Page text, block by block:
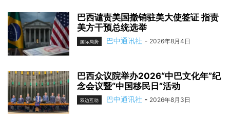
巴西谴责美国撤销驻美大使签证 指责
美方干预总统选举
国际局势 巴中通讯社 - 2026年8月4日
巴西众议院举办2026“中巴文化年”纪
念会议暨“中国移民日”活动
双边互动 巴中通讯社 - 2026年8月3日